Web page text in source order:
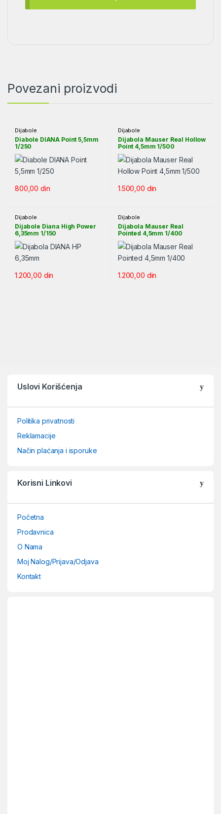
Povezani proizvodi
Dijabole
Diabole DIANA Point 5,5mm
1/250
800,00din
Dijabole
Dijabola Mauser Real Hollow
Point 4,5mm 1/500
1.500,00 din
Dijabole
Dijabole Diana High Power
6,35mm 1/150
1.200,00 din
Dijabole
Dijabola Mauser Real
Pointed 4,5mm 1/400
1.200,00 din
Uslovi Korišćenja
Politika privatnosti
Reklamacije
Način plaćanja i isporuke
Korisni Linkovi
Početna
Prodavnica
O Nama
Moj Nalog/Prijava/Odjava
Kontakt